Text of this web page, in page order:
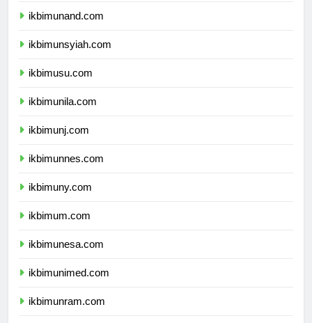
ikbimunand.com
ikbimunsyiah.com
ikbimusu.com
ikbimunila.com
ikbimunj.com
ikbimunnes.com
ikbimuny.com
ikbimum.com
ikbimunesa.com
ikbimunimed.com
ikbimunram.com